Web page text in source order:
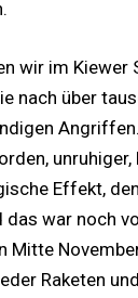
wir im Kiewer
nach über
Effekt,
das war noch
Mitte
Raketen und